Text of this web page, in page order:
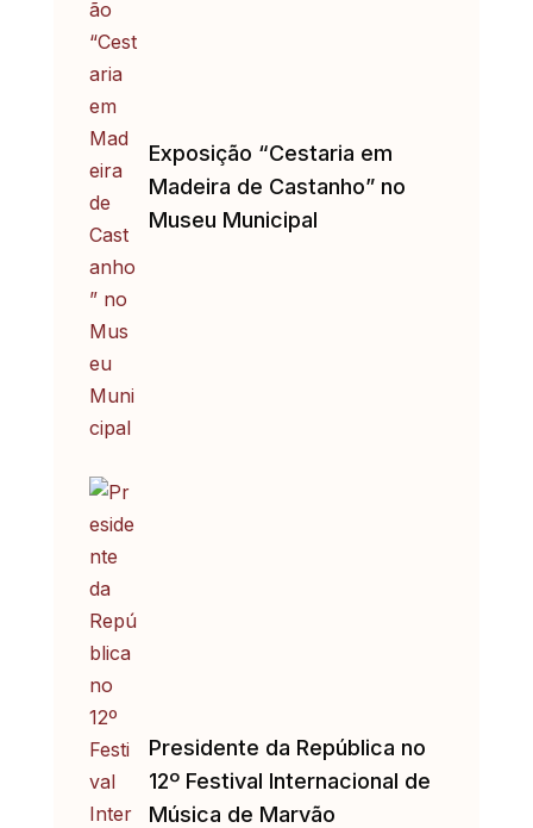
Exposição “Cestaria em
Madeira de Castanho” no
Museu Municipal
Presidente da República no
12º Festival Internacional de
Música de Marvão